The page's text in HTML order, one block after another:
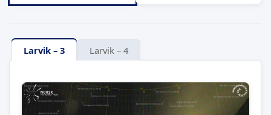
Larvik – 3 Larvik – 4